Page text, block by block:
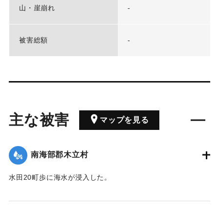
山・崖崩れ -
被害総額 -
主な被害 マップを見る
南海部郡木立村
水田20町歩に海水が浸入した。
｜固有コード:00501007